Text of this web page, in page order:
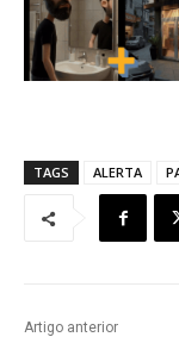
TAGS ALERTA
Artigo anterior